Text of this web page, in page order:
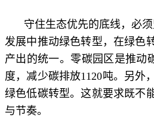
守住生态优先的底线，必
发展中推动绿色转型，在绿色
产出的统一。零碳园区是推
度，减少碳排放1120吨。另外
绿色低碳转型。这就要求既不
与节奏。